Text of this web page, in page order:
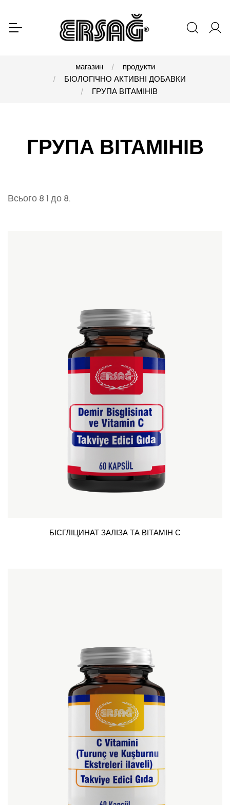
магазин
продукти
БІОЛОГІЧНО АКТИВНІ ДОБАВКИ
ГРУПА ВІТАМІНІВ
ГРУПА ВІТАМІНІВ
Всього 8 1 до 8.
БІСГЛІЦИНАТ ЗАЛІЗА ТА ВІТАМІН С